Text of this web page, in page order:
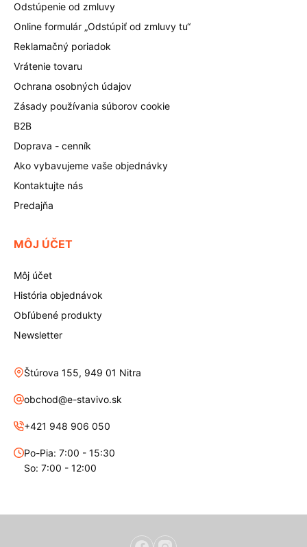
Odstúpenie od zmluvy
Online formulár „Odstúpiť od zmluvy tu“
Reklamačný poriadok
Vrátenie tovaru
Ochrana osobných údajov
Zásady používania súborov cookie
B2B
Doprava - cenník
Ako vybavujeme vaše objednávky
Kontaktujte nás
Predajňa
MÔJ ÚČET
Môj účet
História objednávok
Obľúbené produkty
Newsletter
Štúrova 155, 949 01 Nitra
obchod@e-stavivo.sk
+421 948 906 050
Po-Pia: 7:00 - 15:30
So: 7:00 - 12:00